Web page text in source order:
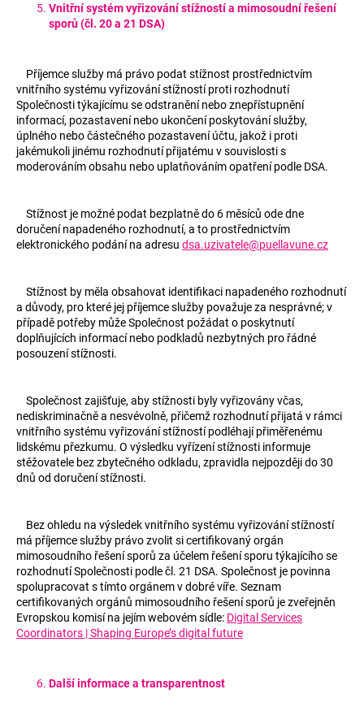
Vnitřní systém vyřizování stížností a mimosoudní řešení
sporů (čl. 20 a 21 DSA)
Příjemce služby má právo podat stížnost prostřednictvím
vnitřního systému vyřizování stížností proti rozhodnutí
Společnosti týkajícímu se odstranění nebo znepřístupnění
informací, pozastavení nebo ukončení poskytování služby,
úplného nebo částečného pozastavení účtu, jakož i proti
jakémukoli jinému rozhodnutí přijatému v souvislosti s
moderováním obsahu nebo uplatňováním opatření podle DSA.
Stížnost je možné podat bezplatně do 6 měsíců ode dne
doručení napadeného rozhodnutí, a to prostřednictvím
elektronického podání na adresu dsa.uzivatele@puellavune.cz
Stížnost by měla obsahovat identifikaci napadeného rozhodnutí
a důvody, pro které jej příjemce služby považuje za nesprávné; v
případě potřeby může Společnost požádat o poskytnutí
doplňujících informací nebo podkladů nezbytných pro řádné
posouzení stížnosti.
Společnost zajišťuje, aby stížnosti byly vyřizovány včas,
nediskriminačně a nesvévolně, přičemž rozhodnutí přijatá v rámci
vnitřního systému vyřizování stížností podléhají přiměřenému
lidskému přezkumu. O výsledku vyřízení stížnosti informuje
stěžovatele bez zbytečného odkladu, zpravidla nejpozději do 30
dnů od doručení stížnosti.
Bez ohledu na výsledek vnitřního systému vyřizování stížností
má příjemce služby právo zvolit si certifikovaný orgán
mimosoudního řešení sporů za účelem řešení sporu týkajícího se
rozhodnutí Společnosti podle čl. 21 DSA. Společnost je povinna
spolupracovat s tímto orgánem v dobré víře. Seznam
certifikovaných orgánů mimosoudního řešení sporů je zveřejněn
Evropskou komisí na jejím webovém sídle: Digital Services
Coordinators | Shaping Europe’s digital future
Další informace a transparentnost